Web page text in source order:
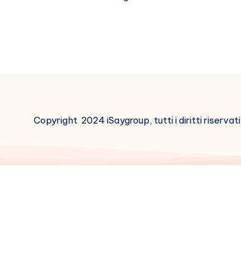
Copyright 2024 iSaygroup, tutti i diritti riservati